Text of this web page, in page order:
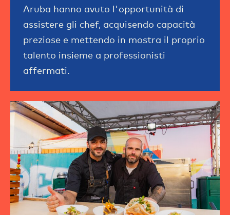
Aruba hanno avuto l'opportunità di
assistere gli chef, acquisendo capacità
preziose e mettendo in mostra il proprio
talento insieme a professionisti
affermati.